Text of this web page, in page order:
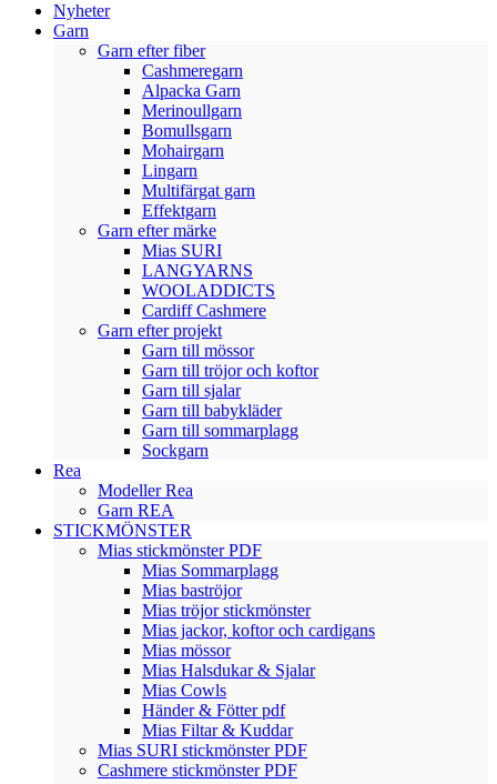
Nyheter
Garn
Garn efter fiber
Cashmeregarn
Alpacka Garn
Merinoullgarn
Bomullsgarn
Mohairgarn
Lingarn
Multifärgat garn
Effektgarn
Garn efter märke
Mias SURI
LANGYARNS
WOOLADDICTS
Cardiff Cashmere
Garn efter projekt
Garn till mössor
Garn till tröjor och koftor
Garn till sjalar
Garn till babykläder
Garn till sommarplagg
Sockgarn
Rea
Modeller Rea
Garn REA
STICKMÖNSTER
Mias stickmönster PDF
Mias Sommarplagg
Mias baströjor
Mias tröjor stickmönster
Mias jackor, koftor och cardigans
Mias mössor
Mias Halsdukar & Sjalar
Mias Cowls
Händer & Fötter pdf
Mias Filtar & Kuddar
Mias SURI stickmönster PDF
Cashmere stickmönster PDF